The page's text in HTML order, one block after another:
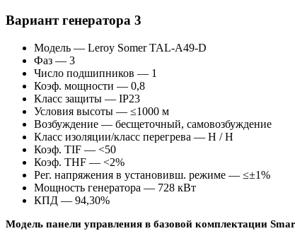
Вариант генератора 3
Модель — Leroy Somer TAL-A49-D
Фаз — 3
Число подшипников — 1
Коэф. мощности — 0,8
Класс защиты — IP23
Условия высоты — ≤1000 м
Возбуждение — бесщеточный, самовозбуждение
Класс изоляции/класс перегрева — H / H
Коэф. TIF — <50
Коэф. THF — <2%
Рег. напряжения в установивш. режиме — ≤±1%
Мощность генератора — 728 кВт
КПД — 94,30%
Модель панели управления в базовой комплектации